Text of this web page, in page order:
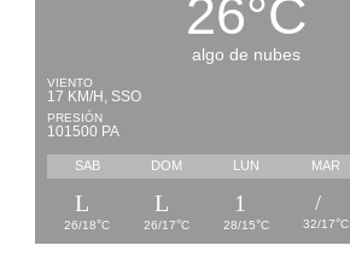
26°C
algo de nubes
VIENTO
17 KM/H, SSO
PRESIÓN
101500 PA
SAB DOM LUN MAR
26/18°C 26/17°C 28/15°C 32/17°C